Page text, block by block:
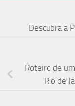
Descubra a
Roteiro de
Rio de